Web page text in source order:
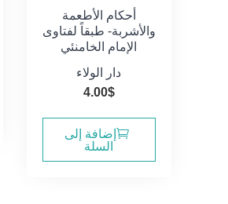
أحكام الأطعمة
والأشربة- طبقاً لفتاوى
الإمام الخامنئي
دار الولاء
4.00$
إضافة إلى
السلة